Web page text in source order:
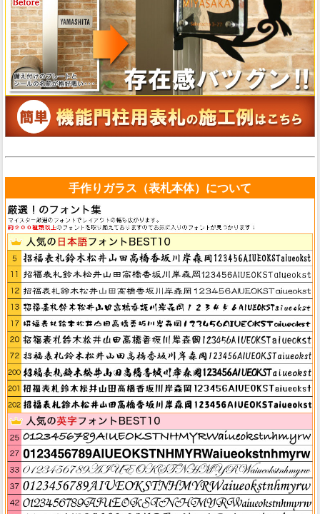
手作りガラス（表札本体）について